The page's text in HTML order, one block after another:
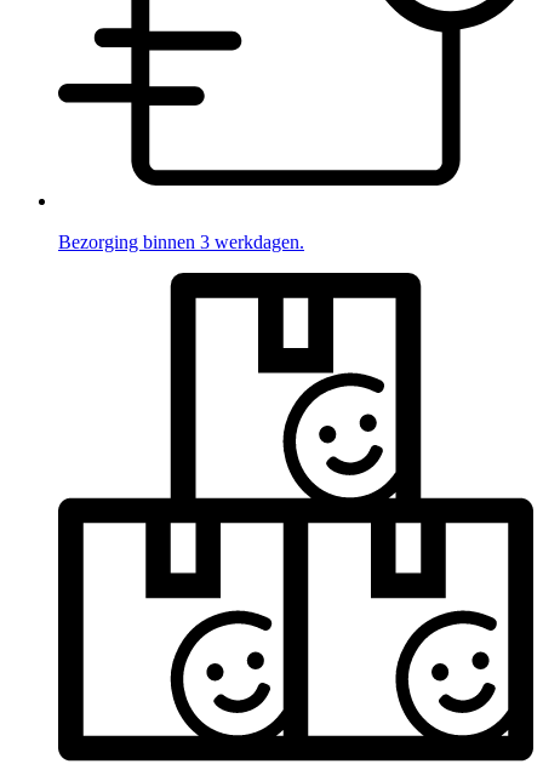
Bezorging binnen 3 werkdagen.